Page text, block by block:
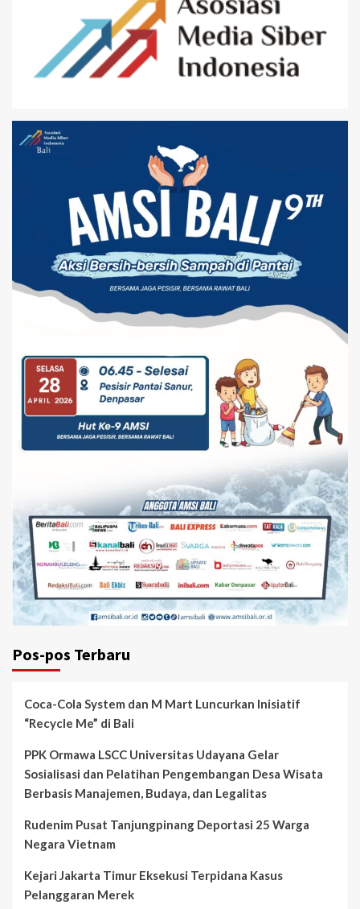
Pos-pos Terbaru
Coca-Cola System dan M Mart Luncurkan Inisiatif
“Recycle Me” di Bali
PPK Ormawa LSCC Universitas Udayana Gelar
Sosialisasi dan Pelatihan Pengembangan Desa Wisata
Berbasis Manajemen, Budaya, dan Legalitas
Rudenim Pusat Tanjungpinang Deportasi 25 Warga
Negara Vietnam
Kejari Jakarta Timur Eksekusi Terpidana Kasus
Pelanggaran Merek